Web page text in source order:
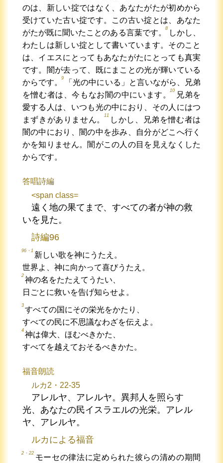
のは、新しい掟ではなく、あなたがたが初めから
受けていた古い掟です。この古い掟とは、あなた
がたが既に聞いたことのある言葉です。
8
しかし、
わたしは新しい掟として書いています。そのこと
は、イエスにとってもあなたがたにとっても真実
です。闇が去って、既にまことの光が輝いている
からです。
9
「光の中にいる」と言いながら、兄弟
を憎む者は、今もなお闇の中にいます。
10
兄弟を
愛する人は、いつも光の中におり、その人にはつ
まずきがありません。
11
しかし、兄弟を憎む者は
闇の中におり、闇の中を歩み、自分がどこへ行く
かを知りません。闇がこの人の目を見えなくした
からです。
答唱詩編
<span class=
遠く地の果てまで、すべての者が神の救
いを見た。
詩編96
96・1
新しい歌を神にうたえ。
世界よ、神に向かって喜びうたえ。
2
神の名をたたえてうたい、
日ごとに救いを告げ知らせよ。
3
すべての国にその栄光をかたり、
すべての民に不思議なわざを伝えよ。
4
神は偉大、ほむべきかた、
すべてを越えておそるべきかた。
福音朗読
ルカ2・22-35
アレルヤ、アレルヤ。異邦人を照らす
光、あなたの民イスラエルの光栄。アレル
ヤ、アレルヤ。
ルカによる福音
2・22
モーセの律法に定められた彼らの清めの期間